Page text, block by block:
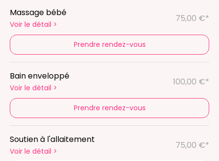
Massage bébé
Voir le détail >
75,00 €*
Prendre rendez-vous
Bain enveloppé
Voir le détail >
100,00 €*
Prendre rendez-vous
Soutien à l'allaitement
Voir le détail >
75,00 €*